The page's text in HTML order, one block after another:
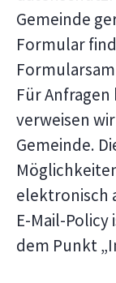
Gemeinde
Formular
Für Anfragen
verweisen
Gemeinde.
elektronisch
E-Mail-
dem Punkt